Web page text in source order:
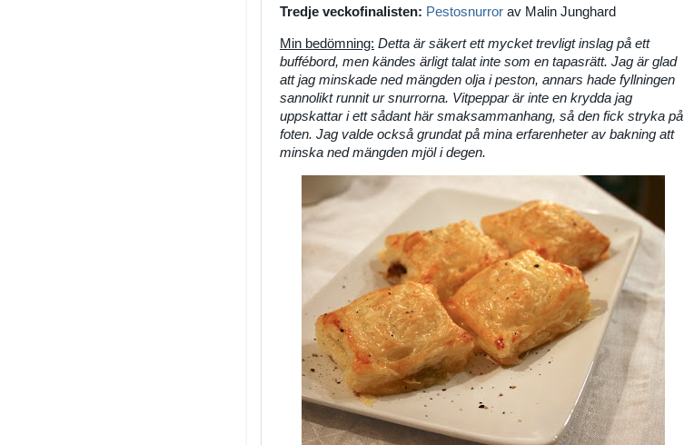
Tredje veckofinalisten: Pestosnurror av Malin Junghard
Min bedömning: Detta är säkert ett mycket trevligt inslag på ett
buffébord, men kändes ärligt talat inte som en tapasrätt. Jag är glad
att jag minskade ned mängden olja i peston, annars hade fyllningen
sannolikt runnit ur snurrorna. Vitpeppar är inte en krydda jag
uppskattar i ett sådant här smaksammanhang, så den fick stryka på
foten. Jag valde också grundat på mina erfarenheter av bakning att
minska ned mängden mjöl i degen.